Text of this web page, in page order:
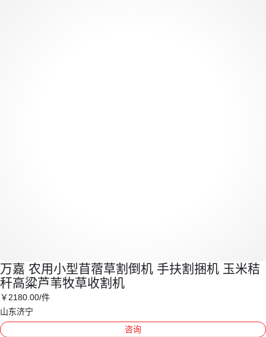
万嘉 农用小型苜蓿草割倒机 手扶割捆机 玉米秸
秆高粱芦苇牧草收割机
￥ 2180 .00/件
山东济宁
咨询